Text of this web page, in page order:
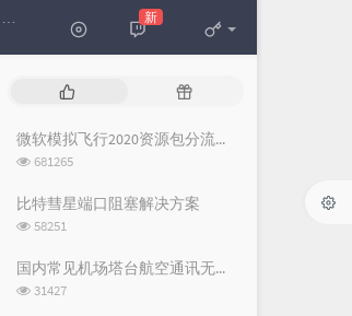
Secret Garden
Josh Vietti
周深
新
文
随
文 微软模拟飞行2020资源包分流下载
浏
次
数:
681265
比特彗星端口阻塞解决方案
浏
次
数:
58251
国内常见机场塔台航空通讯无线电频率
浏
31427